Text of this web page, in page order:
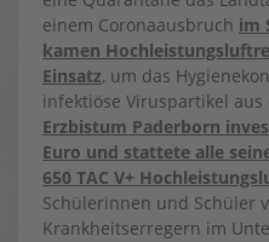
einem Coronaausbruch im
kamen
Einsatz, um das
infektiöse Viruspartikel
Erzbistum Paderborn
Euro und stattete alle
650 TAC V+
Schülerinnen und Schüler
Krankheitserregern im